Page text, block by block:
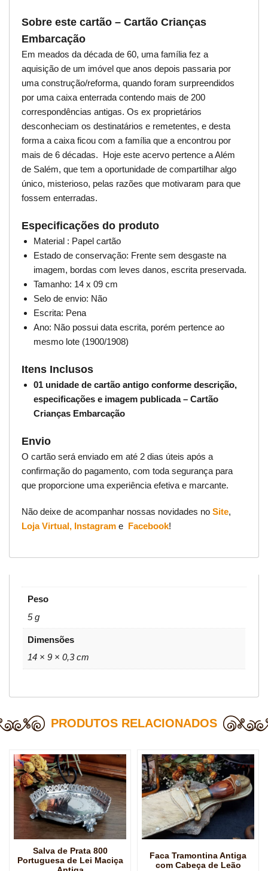
Sobre este cartão – Cartão Crianças
Embarcação
Em meados da década de 60, uma família fez a
aquisição de um imóvel que anos depois passaria por
uma construção/reforma, quando foram surpreendidos
por uma caixa enterrada contendo mais de 200
correspondências antigas. Os ex proprietários
desconheciam os destinatários e remetentes, e desta
forma a caixa ficou com a família que a encontrou por
mais de 6 décadas. Hoje este acervo pertence a Além
de Salém, que tem a oportunidade de compartilhar algo
único, misterioso, pelas razões que motivaram para que
fossem enterradas.
Especificações do produto
Material : Papel cartão
Estado de conservação: Frente sem desgaste na
imagem, bordas com leves danos, escrita preservada.
Tamanho: 14 x 09 cm
Selo de envio: Não
Escrita: Pena
Ano: Não possui data escrita, porém pertence ao
mesmo lote (1900/1908)
Itens Inclusos
01 unidade de cartão antigo conforme descrição,
especificações e imagem publicada – Cartão
Crianças Embarcação
Envio
O cartão será enviado em até 2 dias úteis após a
confirmação do pagamento, com toda segurança para
que proporcione uma experiência efetiva e marcante.
Não deixe de acompanhar nossas novidades no Site,
Loja Virtual, Instagram e Facebook!
Peso
5 g
Dimensões
14 × 9 × 0,3 cm
PRODUTOS RELACIONADOS
Salva de Prata 800
Portuguesa de Lei Maciça
Faca Tramontina Antiga
com Cabeça de Leão